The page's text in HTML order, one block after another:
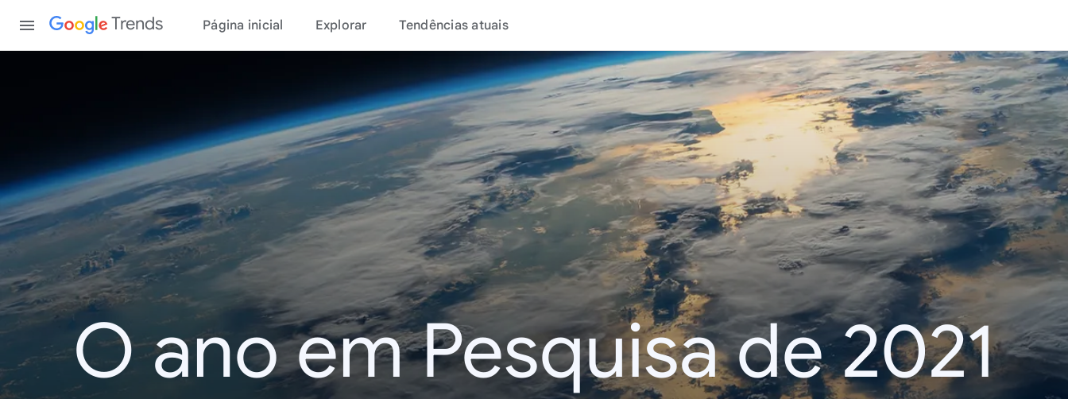
Trends Página inicial Explorar Tendências atuais
O ano em Pesquisa de 2021